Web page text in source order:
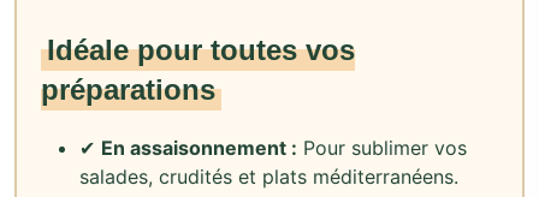
Idéale pour toutes vos
préparations
✔ En assaisonnement : Pour sublimer vos
salades, crudités et plats méditerranéens.